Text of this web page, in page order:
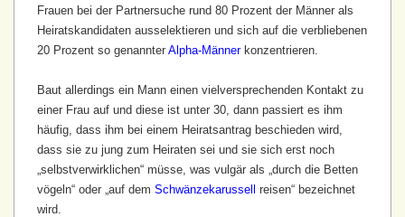
Frauen bei der Partnersuche rund 80 Prozent der Männer als
Heirats­kandidaten ausselektieren und sich auf die verbliebenen
20 Prozent so genannter Alpha-Männerkonzentrieren.
Baut allerdings ein Mann einen viel­versprechenden Kontakt zu
einer Frau auf und diese ist unter 30, dann passiert es ihm
häufig, dass ihm bei einem Heiratsantrag beschieden wird,
dass sie zu jung zum Heiraten sei und sie sich erst noch
„selbst­verwirklichen“ müsse, was vulgär als „durch die Betten
vögeln“ oder „auf dem Schwänze­karussell
reisen“ bezeichnet
wird.